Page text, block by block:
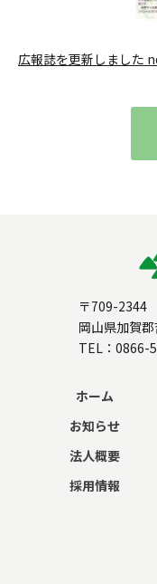
広報誌を更新しました
〒709-2344
岡山県加賀
TEL： 0866-
ホーム
お知らせ
法人概要
採用情報